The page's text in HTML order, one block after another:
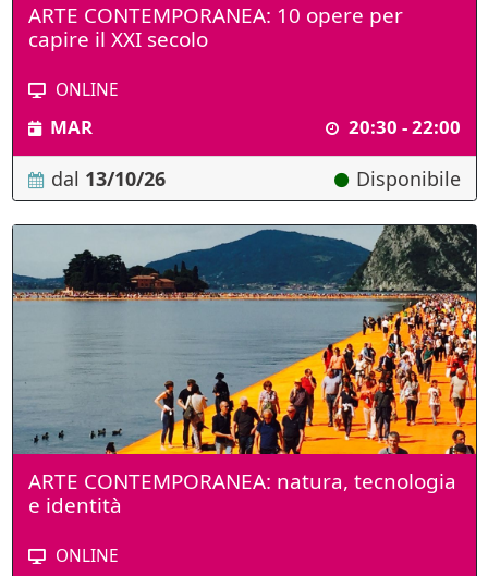
ARTE CONTEMPORANEA: 10 opere per
capire il XXI secolo
ONLINE
MAR 20:30 - 22:00
dal 13/10/26 Disponibile
ARTE CONTEMPORANEA: natura, tecnologia
e identità
ONLINE